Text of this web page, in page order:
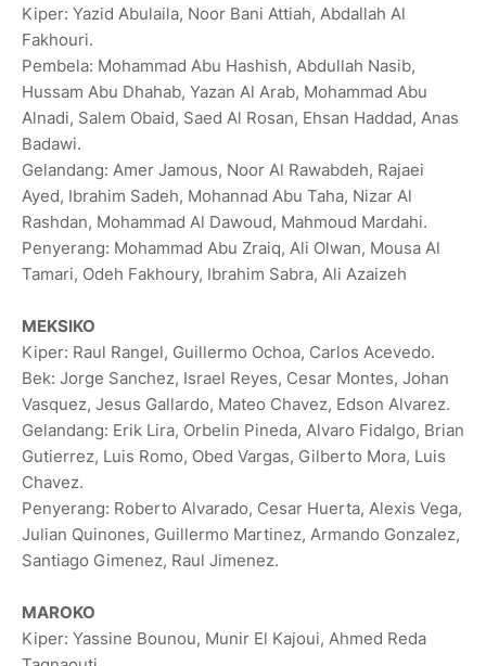
Kiper: Yazid Abulaila, Noor Bani Attiah, Abdallah Al
Fakhouri.
Pembela: Mohammad Abu Hashish, Abdullah Nasib,
Hussam Abu Dhahab, Yazan Al Arab, Mohammad Abu
Alnadi, Salem Obaid, Saed Al Rosan, Ehsan Haddad, Anas
Badawi.
Gelandang: Amer Jamous, Noor Al Rawabdeh, Rajaei
Ayed, Ibrahim Sadeh, Mohannad Abu Taha, Nizar Al
Rashdan, Mohammad Al Dawoud, Mahmoud Mardahi.
Penyerang: Mohammad Abu Zraiq, Ali Olwan, Mousa Al
Tamari, Odeh Fakhoury, Ibrahim Sabra, Ali Azaizeh
MEKSIKO
Kiper: Raul Rangel, Guillermo Ochoa, Carlos Acevedo.
Bek: Jorge Sanchez, Israel Reyes, Cesar Montes, Johan
Vasquez, ‌Jesus Gallardo, Mateo Chavez, Edson Alvarez.
Gelandang: Erik Lira, Orbelin Pineda, Alvaro Fidalgo, Brian
Gutierrez, Luis Romo, Obed Vargas, Gilberto Mora, Luis
Chavez.
Penyerang: ‌Roberto ‌Alvarado, Cesar Huerta, Alexis Vega,
Julian Quinones, Guillermo Martinez, Armando Gonzalez,
Santiago Gimenez, Raul Jimenez.
MAROKO
Kiper: Yassine Bounou, Munir El Kajoui, Ahmed Reda